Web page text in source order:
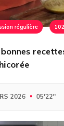
régulière
bonnes
2026 05'22''